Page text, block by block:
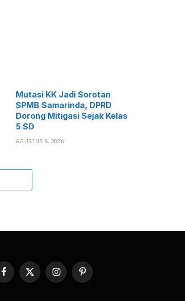
Mutasi KK Jadi Sorotan
SPMB Samarinda, DPRD
Dorong Mitigasi Sejak Kelas
5 SD
AGUSTUS 6, 2026
Facebook
X
(Twitter)
InstagramPinterest